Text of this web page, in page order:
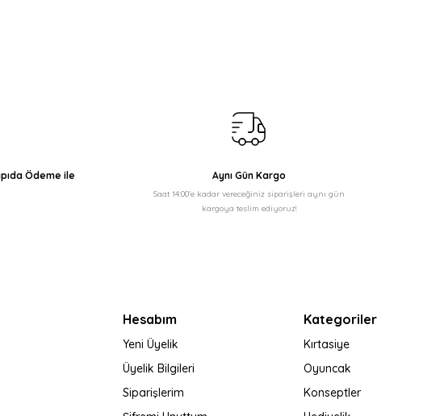
Ödeme ile
Aynı Gün Kargo
Saat 14:00'e kadar vereceğiniz siparişleri aynı gün
kargoya teslim ediyoruz!
Hesabım
Yeni Üyelik
Üyelik Bilgileri
Siparişlerim
Kategoriler
Kırtasiye
Oyuncak
Konseptler